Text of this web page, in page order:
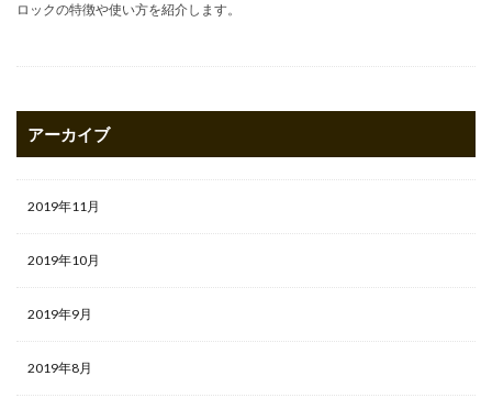
ロックの特徴や使い方を紹介します。
アーカイブ
2019年11月
2019年10月
2019年9月
2019年8月